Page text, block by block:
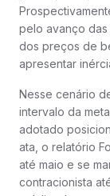
pelo avanço
dos preços de
apresentar
Nesse cenário
intervalo da
adotado
ata, o relatório
até maio e se
contracionista